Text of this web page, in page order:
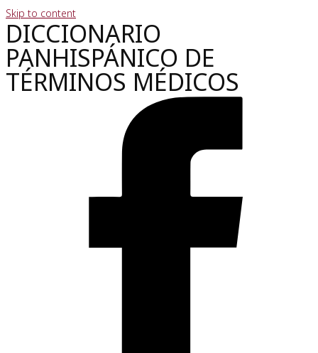
Skip to content
DICCIONARIO
PANHISPÁNICO DE
TÉRMINOS MÉDICOS